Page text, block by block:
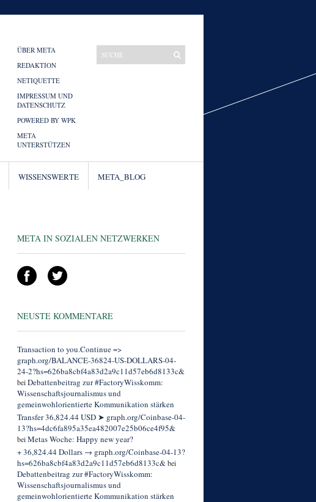
ÜBER META
REDAKTION
NETIQUETTE
IMPRESSUM UND
DATENSCHUTZ
POWERED BY WPK
META
UNTERSTÜTZEN
WISSENSWERTE META_BLOG
META IN SOZIALEN NETZWERKEN
NEUSTE KOMMENTARE
Transaction to you.Continue =>
graph.org/BALANCE-36824-US-DOLLARS-04-
24-2?hs=626ba8cbf4a83d2a9c11d57eb6d8133c&
beiDebattenbeitrag zur #FactoryWisskomm:
Wissenschaftsjournalismus und
gemeinwohlorientierte Kommunikation stärken
Transfer 36,824.44 USD ➤ graph.org/Coinbase-04-
13?hs=4dc6fa895a35ea482007e25b06ce4f95&
beiMetas Woche: Happy new year?
+ 36,824.44 Dollars → graph.org/Coinbase-04-13?
hs=626ba8cbf4a83d2a9c11d57eb6d8133c&bei
Debattenbeitrag zur #FactoryWisskomm:
Wissenschaftsjournalismus und
gemeinwohlorientierte Kommunikation stärken